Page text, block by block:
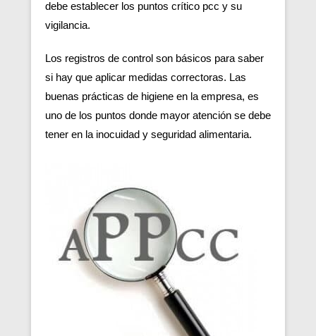
debe establecer los puntos crítico pcc y su
vigilancia.
Los registros de control son básicos para saber
si hay que aplicar medidas correctoras. Las
buenas prácticas de higiene en la empresa, es
uno de los puntos donde mayor atención se debe
tener en la inocuidad y seguridad alimentaria.